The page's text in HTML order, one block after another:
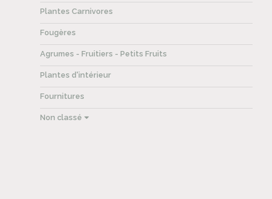
Plantes Carnivores
Fougères
Agrumes - Fruitiers - Petits Fruits
Plantes d'intérieur
Fournitures
Non classé